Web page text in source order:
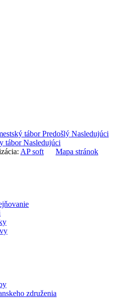
táborPredošlý Nasledujúci
táborNasledujúci
AP soft
Mapa stránok
združenia